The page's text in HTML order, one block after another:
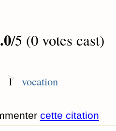
/5 (0 votes cast)
1 vocation
cette citation